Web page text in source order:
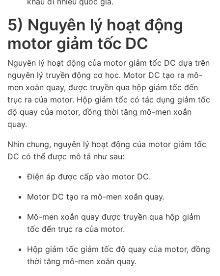
5) Nguyên lý hoạt động
motor giảm tốc DC
Nguyên lý hoạt động của motor giảm tốc DC dựa trên
nguyên lý truyền động cơ học. Motor DC tạo ra mô-
men xoắn quay, được truyền qua hộp giảm tốc đến
trục ra của motor. Hộp giảm tốc có tác dụng giảm tốc
độ quay của motor, đồng thời tăng mô-men xoắn
quay.
Nhìn chung, nguyên lý hoạt động của motor giảm tốc
DC có thể được mô tả như sau:
Điện áp được cấp vào motor DC.
Motor DC tạo ra mô-men xoắn quay.
Mô-men xoắn quay được truyền qua hộp giảm
tốc đến trục ra của motor.
Hộp giảm tốc giảm tốc độ quay của motor, đồng
thời tăng mô-men xoắn quay.